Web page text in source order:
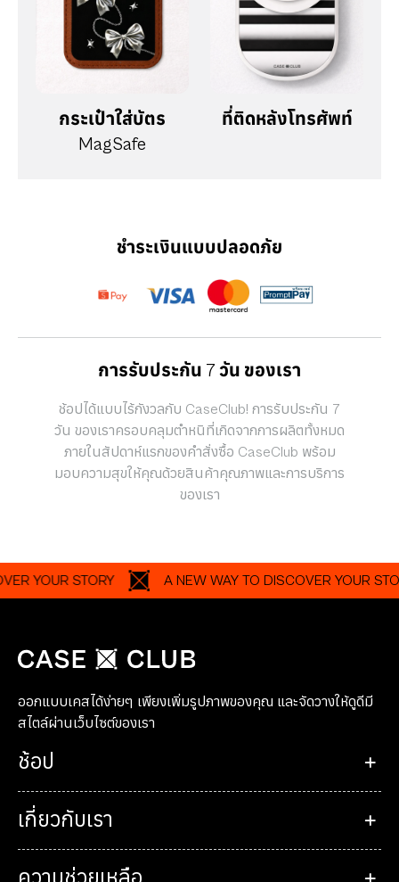
กระเป๋าใส่บัตร
MagSafe
ที่ติดหลังโทรศัพท์
ชำระเงินแบบปลอดภัย
การรับประกัน 7 วัน ของเรา
ช้อปได้แบบไร้กังวลกับ CaseClub! การรับประกัน 7
วัน ของเราครอบคลุมตำหนิที่เกิดจากการผลิตทั้งหมด
ภายในสัปดาห์แรกของคำสั่งซื้อ CaseClub พร้อม
มอบความสุขให้คุณด้วยสินค้าคุณภาพและการบริการ
ของเรา
STORY A NEW WAY TO DISCOVER YOUR STORY
ออกแบบเคสได้ง่ายๆ เพียงเพิ่มรูปภาพของคุณ และจัดวางให้ดูดีมี
สไตล์ผ่านเว็บไซต์ของเรา
ช้อป
เกี่ยวกับเรา